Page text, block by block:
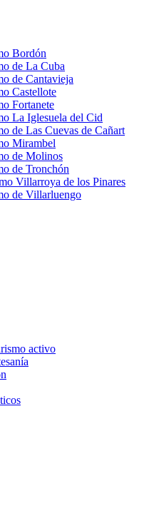
Bordón
de La Cuba
de Cantavieja
Castellote
Fortanete
La Iglesuela del Cid
de Las Cuevas de Cañart
Mirambel
de Molinos
de Tronchón
Villarroya de los Pinares
de Villarluengo
activo